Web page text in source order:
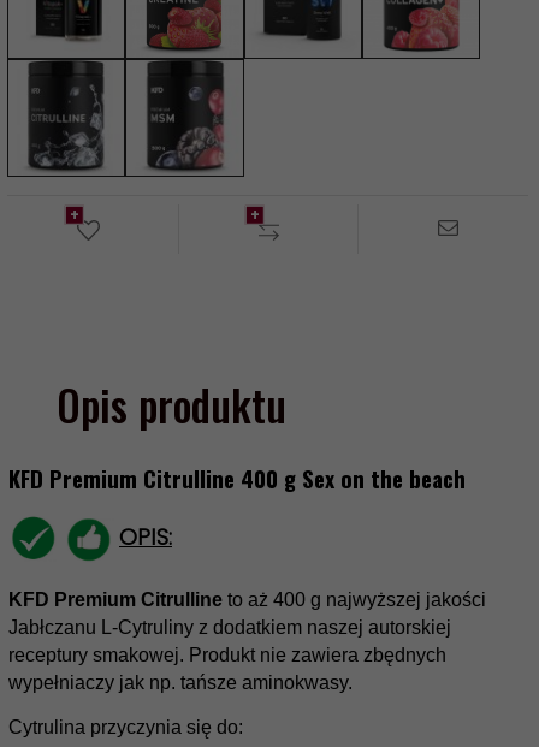
Opis produktu
KFD Premium Citrulline 400 g Sex on the beach
OPIS:
KFD Premium Citrulline to aż 400 g najwyższej jakości
Jabłczanu L-Cytruliny z dodatkiem naszej autorskiej
receptury smakowej. Produkt nie zawiera zbędnych
wypełniaczy jak np. tańsze aminokwasy.
Cytrulina przyczynia się do: